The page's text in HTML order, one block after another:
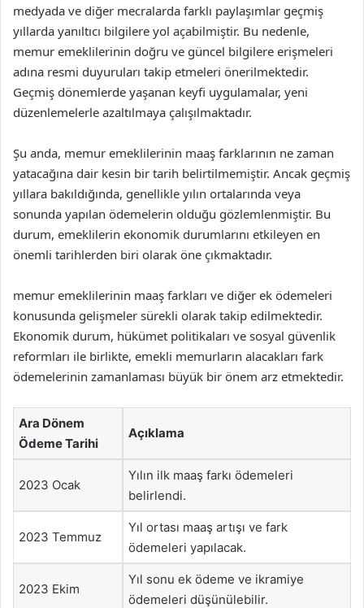
medyada ve diğer mecralarda farklı paylaşımlar geçmiş
yıllarda yanıltıcı bilgilere yol açabilmiştir. Bu nedenle,
memur emeklilerinin doğru ve güncel bilgilere erişmeleri
adına resmi duyuruları takip etmeleri önerilmektedir.
Geçmiş dönemlerde yaşanan keyfi uygulamalar, yeni
düzenlemelerle azaltılmaya çalışılmaktadır.
Şu anda, memur emeklilerinin maaş farklarının ne zaman
yatacağına dair kesin bir tarih belirtilmemiştir. Ancak geçmiş
yıllara bakıldığında, genellikle yılın ortalarında veya
sonunda yapılan ödemelerin olduğu gözlemlenmiştir. Bu
durum, emeklilerin ekonomik durumlarını etkileyen en
önemli tarihlerden biri olarak öne çıkmaktadır.
memur emeklilerinin maaş farkları ve diğer ek ödemeleri
konusunda gelişmeler sürekli olarak takip edilmektedir.
Ekonomik durum, hükümet politikaları ve sosyal güvenlik
reformları ile birlikte, emekli memurların alacakları fark
ödemelerinin zamanlaması büyük bir önem arz etmektedir.
Ara Dönem
Ödeme Tarihi
Açıklama
2023 Ocak
Yılın ilk maaş farkı ödemeleri
belirlendi.
2023 Temmuz
Yıl ortası maaş artışı ve fark
ödemeleri yapılacak.
2023 Ekim
Yıl sonu ek ödeme ve ikramiye
ödemeleri düşünülebilir.